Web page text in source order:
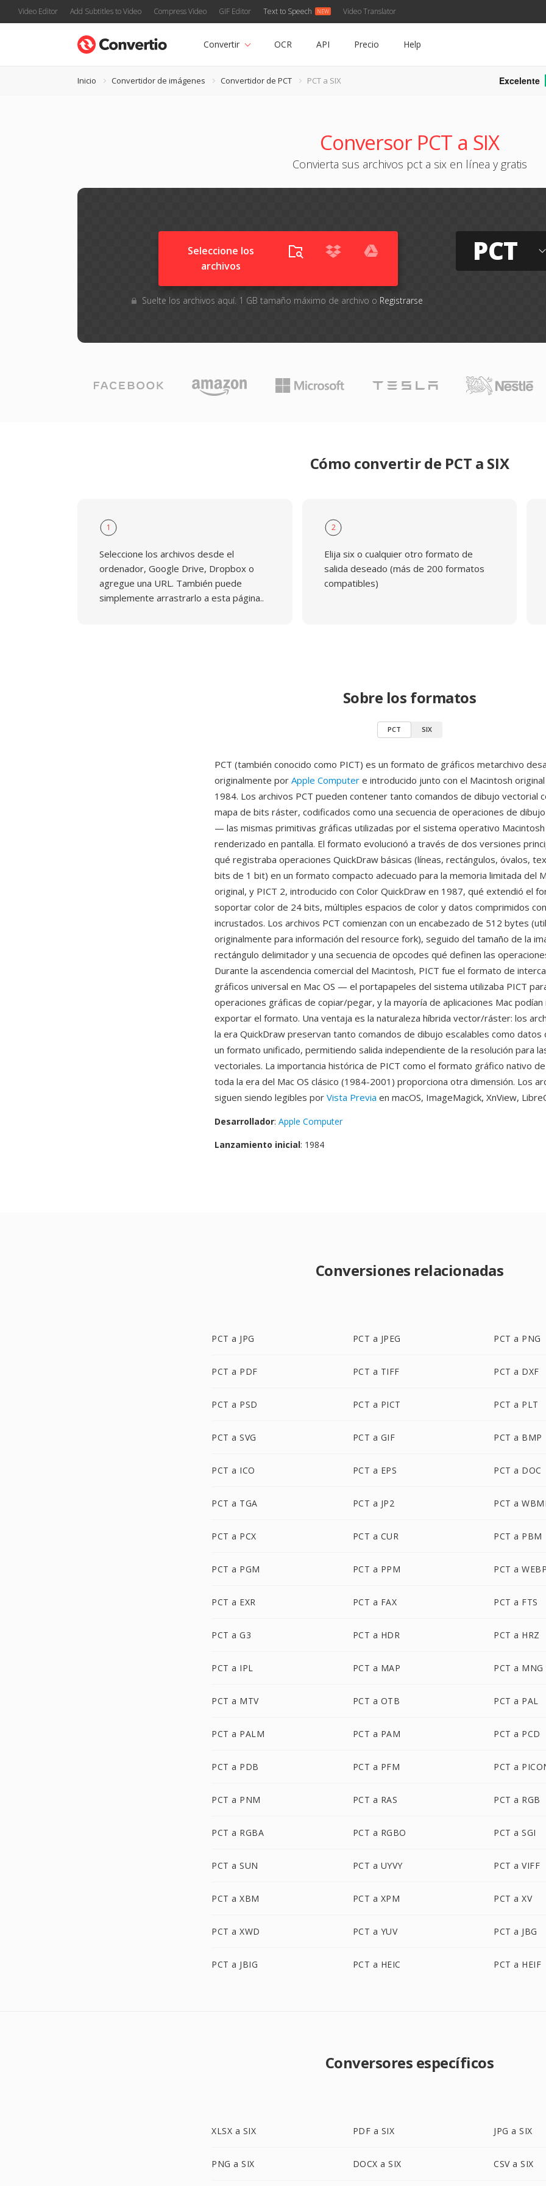
Video Editor Add Subtitles to Video Compress Video GIF Editor Text to Speech Video Translator
Convertir OCR API Precio Help
Inicio Convertidor de imágenes Convertidor de PCT PCT a SIX Excelente
Conversor PCT a SIX
Convierta sus archivos pct a six en línea y gratis
Seleccione los
archivos
Suelte los archivos aquí. 1 GB tamaño máximo de archivo o Registrarse
PCT
Cómo convertir de PCT a SIX
1
Seleccione los archivos desde el
ordenador, Google Drive, Dropbox o
agregue una URL. También puede
simplemente arrastrarlo a esta página..
2
Elija six o cualquier otro formato de
salida deseado (más de 200 formatos
compatibles)
Sobre los formatos
PCT SIX
PCT (también conocido como PICT) es un formato de gráficos metarchivo
originalmente por Apple Computer e introducido junto con el Macintosh
1984. Los archivos PCT pueden contener tanto comandos de dibujo vectorial
mapa de bits ráster, codificados como una secuencia de operaciones de
— las mismas primitivas gráficas utilizadas por el sistema operativo
renderizado en pantalla. El formato evolucionó a través de dos versiones
qué registraba operaciones QuickDraw básicas (líneas, rectángulos, óvalos,
bits de 1 bit) en un formato compacto adecuado para la memoria limitada del
original, y PICT 2, introducido con Color QuickDraw en 1987, qué extendió el
soportar color de 24 bits, múltiples espacios de color y datos comprimidos con
incrustados. Los archivos PCT comienzan con un encabezado de 512 bytes
originalmente para información del resource fork), seguido del tamaño de la
rectángulo delimitador y una secuencia de opcodes qué definen las
Durante la ascendencia comercial del Macintosh, PICT fue el formato de
gráficos universal en Mac OS — el portapapeles del sistema utilizaba PICT
operaciones gráficas de copiar/pegar, y la mayoría de aplicaciones Mac
exportar el formato. Una ventaja es la naturaleza híbrida vector/ráster: los
la era QuickDraw preservan tanto comandos de dibujo escalables como datos
un formato unificado, permitiendo salida independiente de la resolución para
vectoriales. La importancia histórica de PICT como el formato gráfico nativo
toda la era del Mac OS clásico (1984-2001) proporciona otra dimensión. Los
siguen siendo legibles por Vista Previa en macOS, ImageMagick, XnView,
Desarrollador: Apple Computer
Lanzamiento inicial: 1984
Conversiones relacionadas
PCT a JPG PCT a JPEG PCT a PNG
PCT a PDF PCT a TIFF PCT a DXF
PCT a PSD PCT a PICT PCT a PLT
PCT a SVG PCT a GIF PCT a BMP
PCT a ICO PCT a EPS PCT a DOC
PCT a TGA PCT a JP2 PCT a
PCT a PCX PCT a CUR PCT a PBM
PCT a PGM PCT a PPM PCT a
PCT a EXR PCT a FAX PCT a FTS
PCT a G3 PCT a HDR PCT a HRZ
PCT a IPL PCT a MAP PCT a MNG
PCT a MTV PCT a OTB PCT a PAL
PCT a PALM PCT a PAM PCT a PCD
PCT a PDB PCT a PFM PCT a
PCT a PNM PCT a RAS PCT a RGB
PCT a RGBA PCT a RGBO PCT a SGI
PCT a SUN PCT a UYVY PCT a VIFF
PCT a XBM PCT a XPM PCT a XV
PCT a XWD PCT a YUV PCT a JBG
PCT a JBIG PCT a HEIC PCT a HEIF
Conversores específicos
XLSX a SIX PDF a SIX JPG a SIX
PNG a SIX DOCX a SIX CSV a SIX